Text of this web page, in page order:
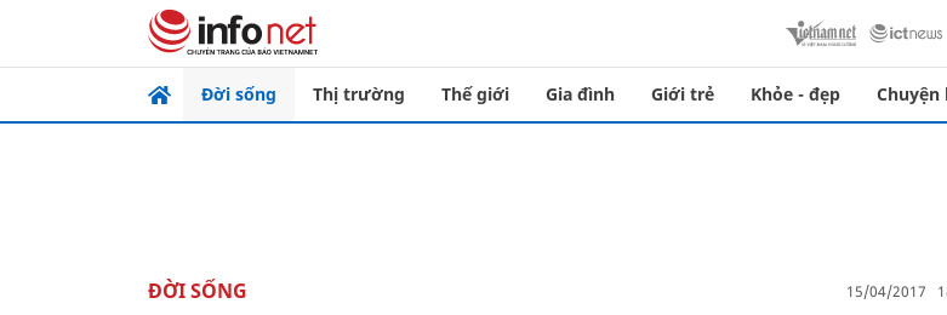
Đời sống Thị trường Thế giới Gia đình Giới trẻ Khỏe - đẹp Chuyện
ĐỜI SỐNG 15/04/2017